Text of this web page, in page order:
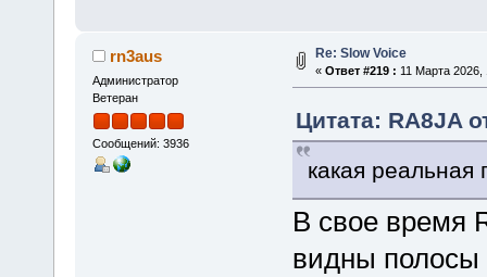
rn3aus
Администратор
Ветеран
Сообщений: 3936
Re: Slow Voice
« Ответ #219 : 11 Марта 2026,
Цитата: RA8JA
какая реальная
В свое время
видны полосы